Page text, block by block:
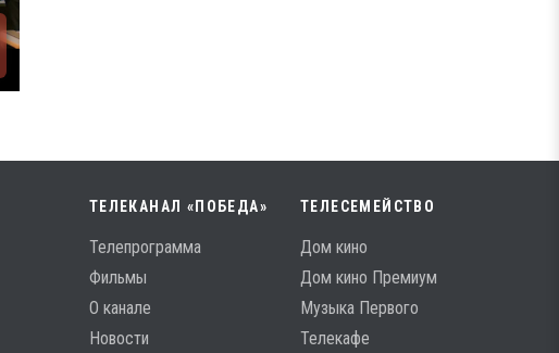
ТЕЛЕКАНАЛ «ПОБЕДА»
Телепрограмма
Фильмы
О канале
Новости
ТЕЛЕСЕМЕЙСТВО
Дом кино
Дом кино Премиум
Музыка Первого
Телекафе